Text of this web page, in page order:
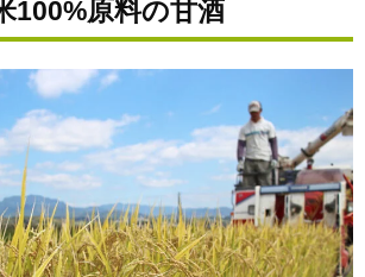
100%原料の甘酒